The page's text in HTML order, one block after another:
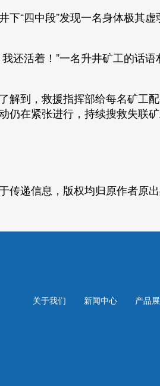
“四中段”发现一名身体极其虚
活着！”一名升井矿工的话
到，救援指挥部给每名矿工
仍在紧张进行，持续搜救失联矿
传递信息，版权均归原作者原
关于我们 新闻中心 产品